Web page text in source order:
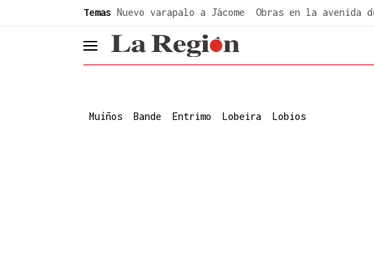
Temas Nuevo varapalo a Jácome Obras en la avenida
header.menu.open
Muíños Bande Entrimo Lobeira Lobios